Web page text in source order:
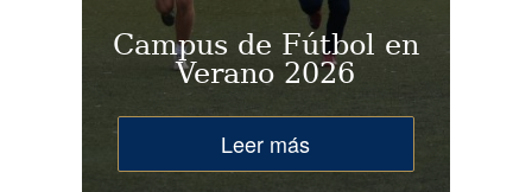
Campus de Fútbol en
Verano 2026
Leer más